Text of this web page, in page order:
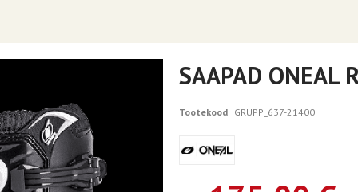
SAAPAD ONEAL
Tootekood GRUPP_637-21400